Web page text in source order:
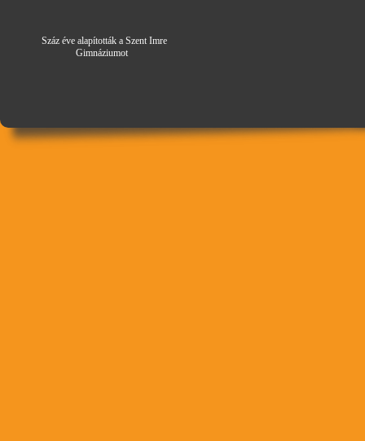
Száz éve alapították a Szent Imre
Gimnáziumot